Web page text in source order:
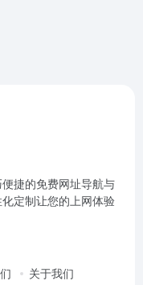
捷的免费网址导航与
定制让您的上网体验
关于我们